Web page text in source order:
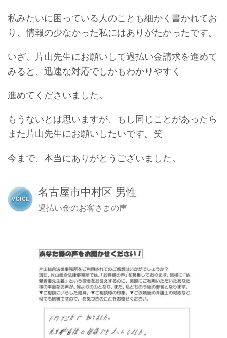
私みたいに困っている人のことも細かく書かれてお
り、情報の少なかった私にはありがたかったです。
いざ、片山先生にお願いして過払い金請求を進めて
みると、迅速な対応でしかもわかりやすく
進めてくださいました。
もうないとは思いますが、もし同じことがあったら
また片山先生にお願いしたいです。笑
今まで、本当にありがとうございました。
名古屋市中村区 男性
過払い金のお客さまの声